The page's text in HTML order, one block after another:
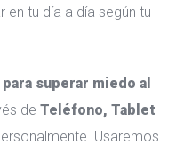
tu día a día según tu
superar miedo al
de Teléfono, Tablet
Usaremos